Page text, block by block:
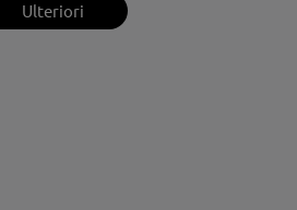
Ulteriori